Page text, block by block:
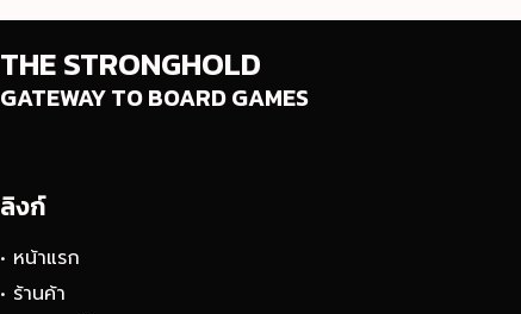
THE STRONGHOLD
GATEWAY TO BOARD GAMES
ลิงก์
• หน้าแรก
• ร้านค้า